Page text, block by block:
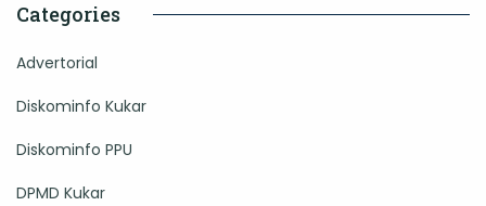
Categories
Advertorial
Diskominfo Kukar
Diskominfo PPU
DPMD Kukar